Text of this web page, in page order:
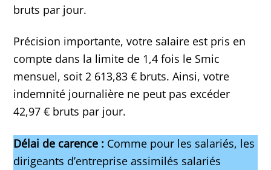
bruts par jour.
Précision importante, votre salaire est pris en
compte dans la limite de 1,4 fois le Smic
mensuel, soit 2 613,83 € bruts. Ainsi, votre
indemnité journalière ne peut pas excéder
42,97 € bruts par jour.
Délai de carence : Comme pour les salariés, les
dirigeants d’entreprise assimilés salariés